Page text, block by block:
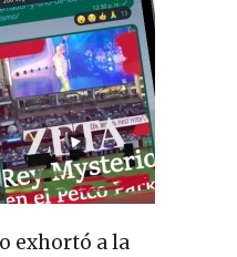
exhortó a la